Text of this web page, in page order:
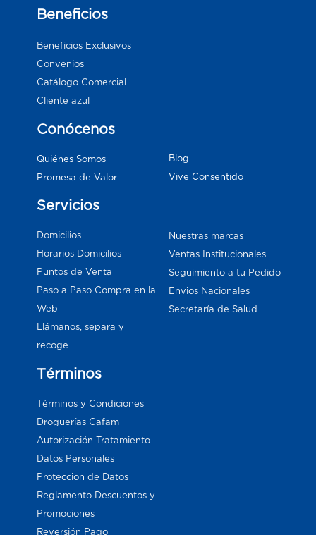
Beneficios
Beneficios Exclusivos
Convenios
Catálogo Comercial
Cliente azul
Conócenos
Quiénes Somos
Promesa de Valor
Blog
Vive Consentido
Servicios
Domicilios
Horarios Domicilios
Puntos de Venta
Paso a Paso Compra en la
Web
Llámanos, separa y
recoge
Nuestras marcas
Ventas Institucionales
Seguimiento a tu Pedido
Envios Nacionales
Secretaría de Salud
Términos
Términos y Condiciones
Droguerías Cafam
Autorización Tratamiento
Datos Personales
Proteccion de Datos
Reglamento Descuentos y
Promociones
Reversión Pago